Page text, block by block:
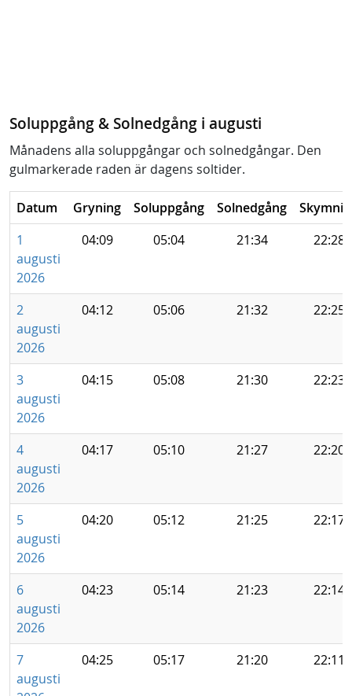
Soluppgång & Solnedgång i augusti
Månadens alla soluppgångar och solnedgångar. Den
gulmarkerade raden är dagens soltider.
Datum Gryning Soluppgång Solnedgång
1
augusti
2026
04:09 05:04 21:34 22:28
2
augusti
2026
04:12 05:06 21:32 22:25
3
augusti
2026
04:15 05:08 21:30 22:23
4
augusti
2026
04:17 05:10 21:27 22:20
5
augusti
2026
04:20 05:12 21:25 22:17
6
augusti
2026
04:23 05:14 21:23 22:14
7
augusti
04:25 05:17 21:20 22:11